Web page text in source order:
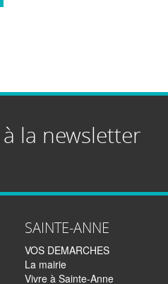
la newsletter
SAINTE-ANNE
VOS DEMARCHES
La mairie
Vivre à Sainte-Anne